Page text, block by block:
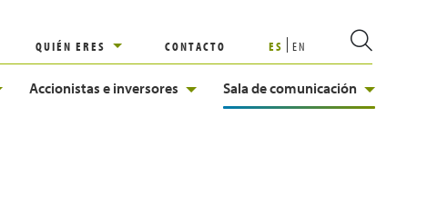
QUIÉN ERES CONTACTO ES EN
Accionistas e inversores Sala de comunicación